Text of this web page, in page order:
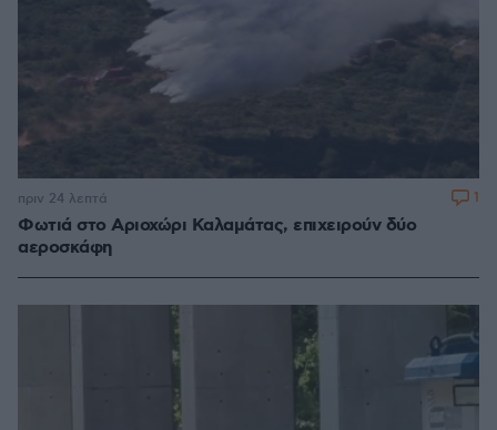
Φωτιά στο Αριοχώρι Καλαμάτας, επιχειρούν δύο
αεροσκάφη
πριν 24 λεπτά 1